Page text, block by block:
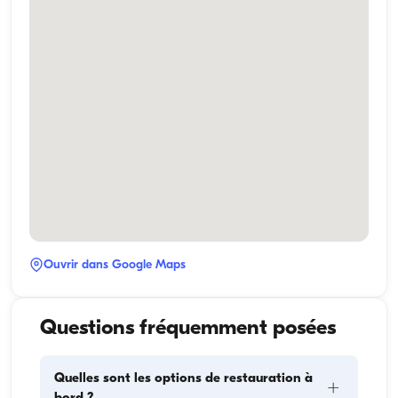
Ouvrir dans Google Maps
Questions fréquemment posées
Quelles sont les options de restauration à
+